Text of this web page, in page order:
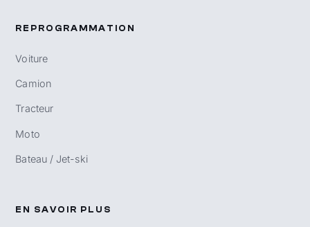
REPROGRAMMATION
Voiture
Camion
Tracteur
Moto
Bateau / Jet-ski
EN SAVOIR PLUS